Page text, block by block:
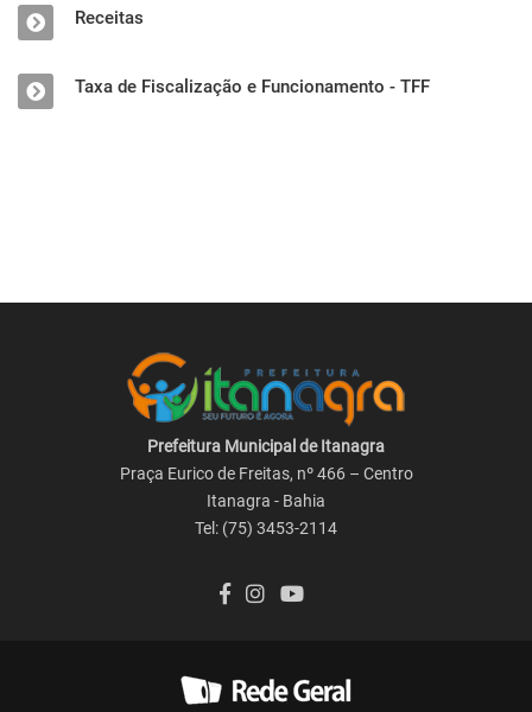
Receitas
Taxa de Fiscalização e Funcionamento - TFF
Prefeitura Municipal de Itanagra
Praça Eurico de Freitas, nº 466 – Centro
Itanagra - Bahia
Tel: (75) 3453-2114